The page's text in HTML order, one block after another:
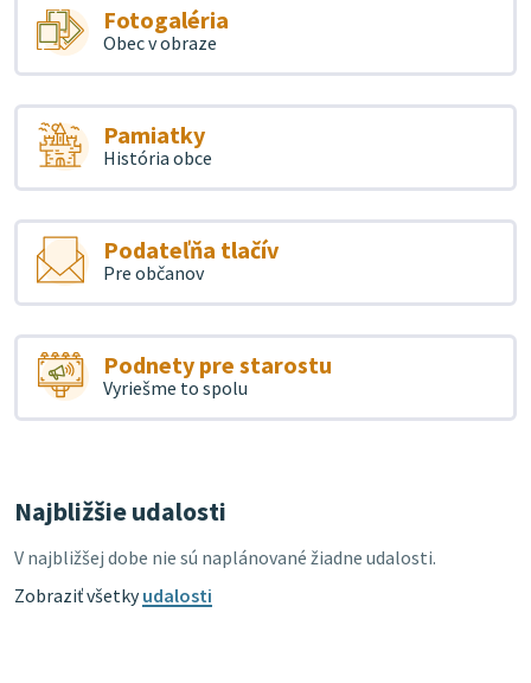
Fotogaléria
Obec v obraze
Pamiatky
História obce
Podateľňa tlačív
Pre občanov
Podnety pre starostu
Vyriešme to spolu
Najbližšie udalosti
V najbližšej dobe nie sú naplánované žiadne udalosti.
Zobraziť všetkyudalosti